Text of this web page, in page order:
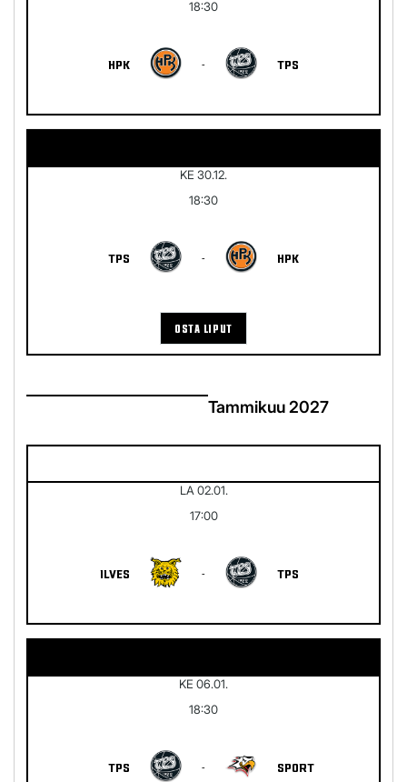
18:30
HPK - TPS
KE 30.12.
18:30
TPS - HPK
OSTA LIPUT
Tammikuu 2027
LA 02.01.
17:00
ILVES - TPS
KE 06.01.
18:30
TPS - SPORT